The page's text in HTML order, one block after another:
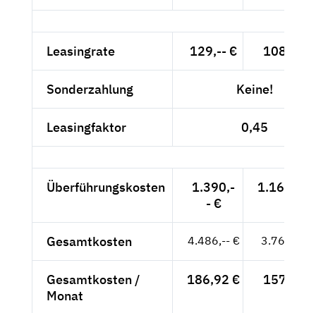
Leasingrate 129,-- € 108,40 €
Sonderzahlung Keine!
Leasingfaktor 0,45
Überführungskosten
1.390,-
- €
1.168,07
Gesamtkosten 4.486,-- € 3.769,75
Gesamtkosten /
Monat
186,92 € 157,07 €